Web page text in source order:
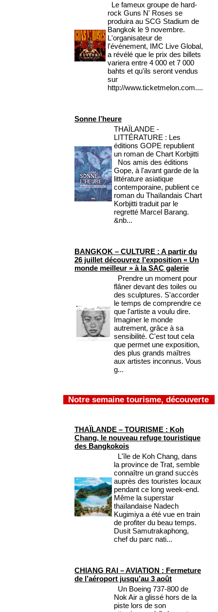
Le fameux groupe de hard-
rock Guns N' Roses se
produira au SCG Stadium de
Bangkok le 9 novembre.
L'organisateur de
l'événement, IMC Live Global,
a révélé que le prix des billets
variera entre 4 000 et 7 000
bahts et qu'ils seront vendus
sur
http://www.ticketmelon.com....
Sonne l’heure
THAÏLANDE -
LITTÉRATURE : Les
éditions GOPE republient
un roman de Chart Korbjitti
Nos amis des éditions
Gope, à l'avant garde de la
littérature asiatique
contemporaine, publient ce
roman du Thaïlandais Chart
Korbjitti traduit par le
regretté Marcel Barang.
&nb...
BANGKOK – CULTURE : A partir du
26 juillet découvrez l’exposition « Un
monde meilleur » à la SAC galerie
Prendre un moment pour
flâner devant des toiles ou
des sculptures. S'accorder
le temps de comprendre ce
que l'artiste a voulu dire.
Imaginer le monde
autrement, grâce à sa
sensibilité. C'est tout cela
que permet une exposition,
des plus grands maîtres
aux artistes inconnus. Vous
g...
Notre semaine tourisme, découverte
THAÏLANDE – TOURISME : Koh
Chang, le nouveau refuge touristique
des Bangkokois
L'île de Koh Chang, dans
la province de Trat, semble
connaître un grand succès
auprès des touristes locaux
pendant ce long week-end.
Même la superstar
thaïlandaise Nadech
Kugimiya a été vue en train
de profiter du beau temps.
Dusit Samutrakaphong,
chef du parc nati...
CHIANG RAI – AVIATION : Fermeture
de l’aéroport jusqu’au 3 août
Un Boeing 737-800 de
Nok Air a glissé hors de la
piste lors de son